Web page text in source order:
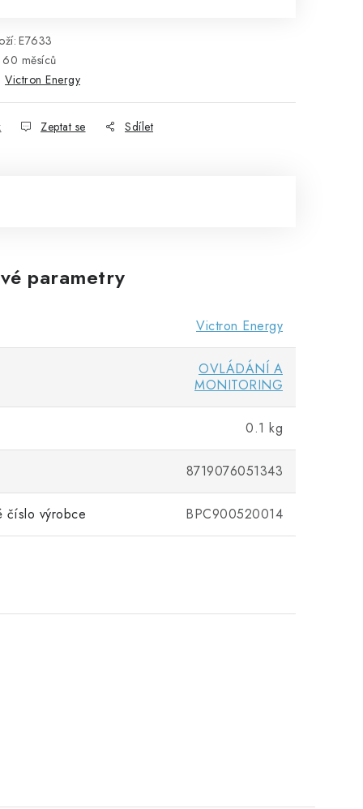
E7633
60 měsíců
Victron Energy
Zeptat se Sdílet
parametry
Victron Energy
OVLÁDÁNÍ A
MONITORING
0.1 kg
8719076051343
číslo výrobce BPC900520014